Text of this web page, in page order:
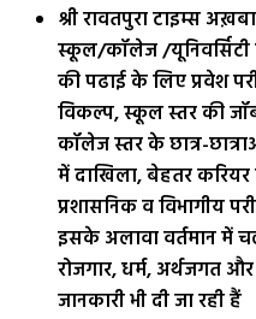
श्री रावतपुरा टाइम्स
स्कूल/कॉलेज /
की पढाई के लिए प्रवेश
विकल्प, स्कूल स्तर की
कॉलेज स्तर के छात्र-
में दाखिला, बेहतर करियर
प्रशासनिक व विभागीय
इसके अलावा वर्तमान में
रोजगार, धर्म, अर्थजगत
जानकारी भी दी जा रही हैं